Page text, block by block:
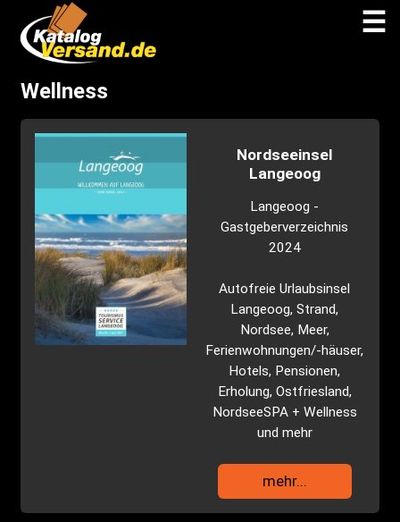
☰
Wellness
Nordseeinsel
Langeoog
Langeoog -
Gastgeberverzeichnis
2024
Autofreie Urlaubsinsel
Langeoog, Strand,
Nordsee, Meer,
Ferienwohnungen/-häuser,
Hotels, Pensionen,
Erholung, Ostfriesland,
NordseeSPA + Wellness
und mehr
mehr...